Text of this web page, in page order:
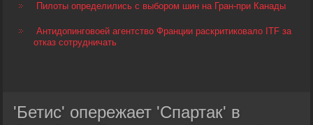
Пилоты определились с выбором шин на Гран-при Канады
Антидопинговоей агентство Франции раскритиковало ITF за
отказ сотрудничать
'Бетис' опережает 'Спартак' в